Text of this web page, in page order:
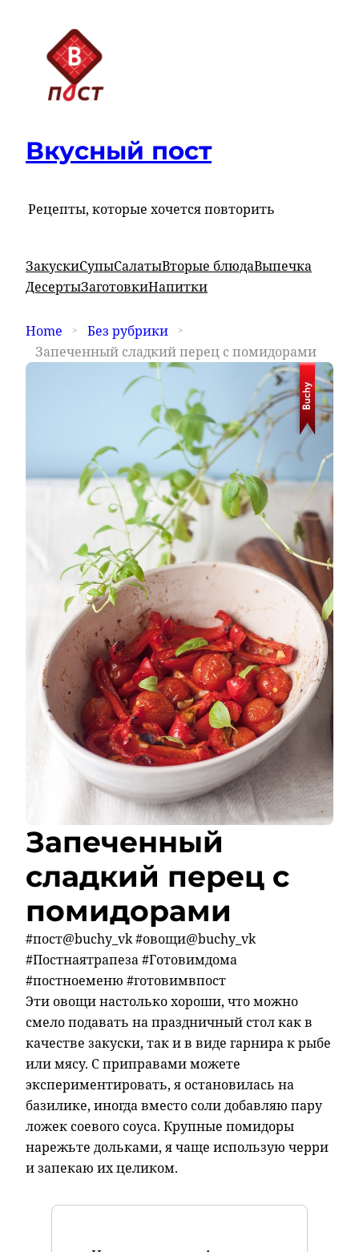
Вкусный пост
Рецепты, которые хочется повторить
ЗакускиСупыСалатыВторые блюдаВыпечка
ДесертыЗаготовкиНапитки
Home
Без рубрики
Запеченный сладкий перец с помидорами
Запеченный
сладкий перец с
помидорами
#пост@buchy_vk #овощи@buchy_vk
#Постнаятрапеза #Готовимдома
#постноеменю #готовимвпост
Эти овощи настолько хороши, что можно
смело подавать на праздничный стол как в
качестве закуски, так и в виде гарнира к рыбе
или мясу. С приправами можете
экспериментировать, я остановилась на
базилике, иногда вместо соли добавляю пару
ложек соевого соуса. Крупные помидоры
нарежьте дольками, я чаще использую черри
и запекаю их целиком.